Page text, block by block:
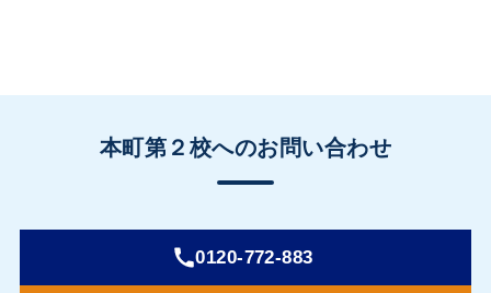
本町第２校へのお問い合わせ
0120-772-883